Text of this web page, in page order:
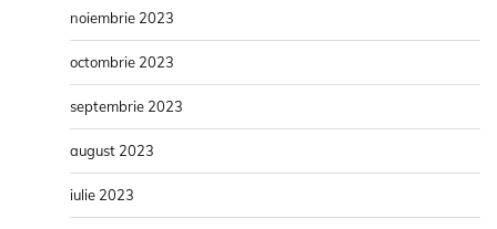
noiembrie 2023
octombrie 2023
septembrie 2023
august 2023
iulie 2023